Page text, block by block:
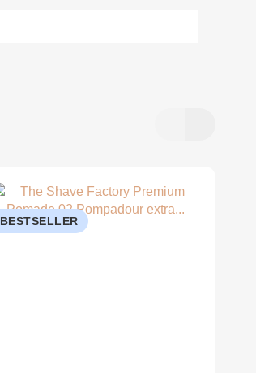
BESTSELLER